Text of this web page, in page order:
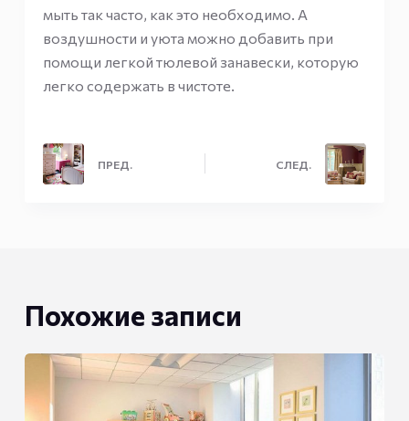
мыть так часто, как это необходимо. А
воздушности и уюта можно добавить при
помощи легкой тюлевой занавески, которую
легко содержать в чистоте.
ПРЕД. СЛЕД.
Похожие записи